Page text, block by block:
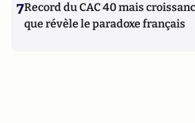
7Record du CAC 40 mais
que révèle le paradoxe français